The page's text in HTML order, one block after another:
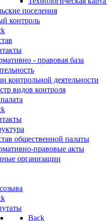
поселения
контроль
- правовая база
контрольной деятельности
видов контроля
общественной палаты
правовые акты
организации
Back